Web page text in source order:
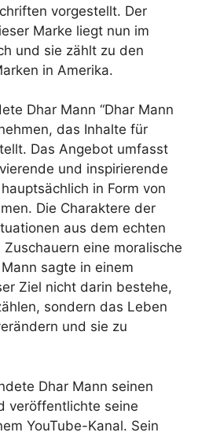
vorgestellt. Der
Marke liegt nun im
und sie zählt zu den
in Amerika.
Dhar Mann “Dhar Mann
das Inhalte für
Das Angebot umfasst
und inspirierende
in Form von
Die Charaktere der
aus dem echten
eine moralische
sagte in einem
Ziel nicht darin bestehe,
sondern das Leben
und sie zu
Dhar Mann seinen
veröffentlichte seine
YouTube-Kanal. Sein